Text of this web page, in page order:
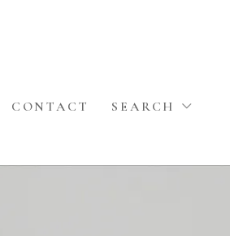
CONTACT SEARCH